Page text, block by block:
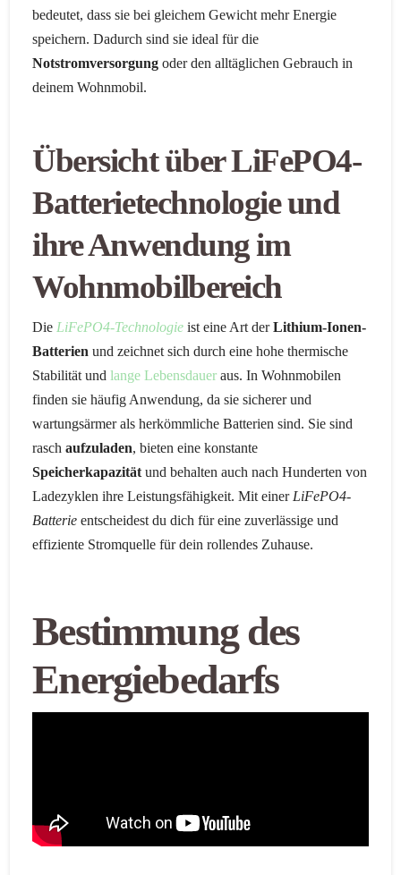
bedeutet, dass sie bei gleichem Gewicht mehr Energie
speichern. Dadurch sind sie ideal für die
Notstromversorgung oder den alltäglichen Gebrauch in
deinem Wohnmobil.
Übersicht über LiFePO4-
Batterietechnologie und
ihre Anwendung im
Wohnmobilbereich
Die LiFePO4-Technologie ist eine Art derLithium-Ionen-
Batterien und zeichnet sich durch eine hohe thermische
Stabilität undlange Lebensdauer aus. In Wohnmobilen
finden sie häufig Anwendung, da sie sicherer und
wartungsärmer als herkömmliche Batterien sind. Sie sind
raschaufzuladen, bieten eine konstante
Speicherkapazität und behalten auch nach Hunderten von
Ladezyklen ihre Leistungsfähigkeit. Mit einer LiFePO4-
Batterie entscheidest du dich für eine zuverlässige und
effiziente Stromquelle für dein rollendes Zuhause.
Bestimmung des
Energiebedarfs